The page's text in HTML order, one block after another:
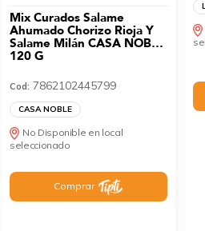
Mix Curados Salame
Ahumado Chorizo Rioja Y
Salame Milán CASA NOBLE
120 G
Cod: 7862102445799
CASA NOBLE
No Disponible en local
seleccionado
Comprar